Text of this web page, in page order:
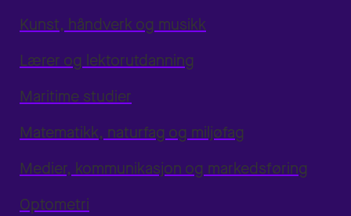
Kunst, håndverk og musikk
Lærer og lektorutdanning
Maritime studier
Matematikk, naturfag og miljøfag
Medier, kommunikasjon og markedsføring
Optometri